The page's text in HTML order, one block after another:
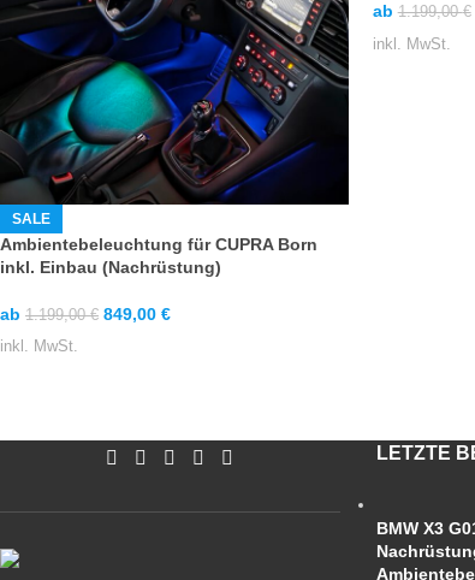
SALE
Ambientebeleuchtung für CUPRA Born
inkl. Einbau (Nachrüstung)
ab 1.199,00€ 849,00 €
inkl. MwSt.
ab 1.199,00€
inkl. MwSt.
LETZTE
BMW X3